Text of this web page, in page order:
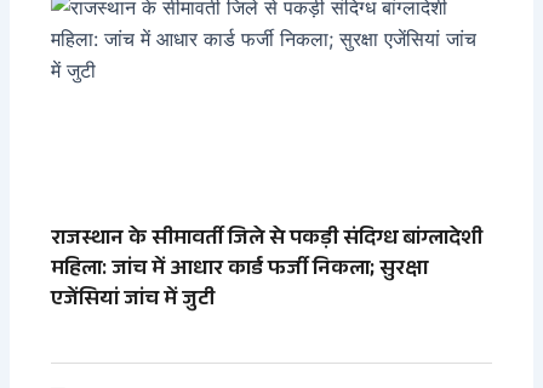
राजस्थान के सीमावर्ती जिले से पकड़ी संदिग्ध बांग्लादेशी
महिला: जांच में आधार कार्ड फर्जी निकला; सुरक्षा
एजेंसियां जांच में जुटी